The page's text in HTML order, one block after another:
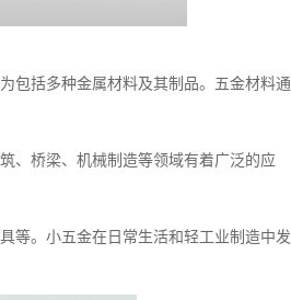
包括多种金属材料及其制品。五金材料通
、桥梁、机械制造等领域有着广泛的应
等。小五金在日常生活和轻工业制造中发